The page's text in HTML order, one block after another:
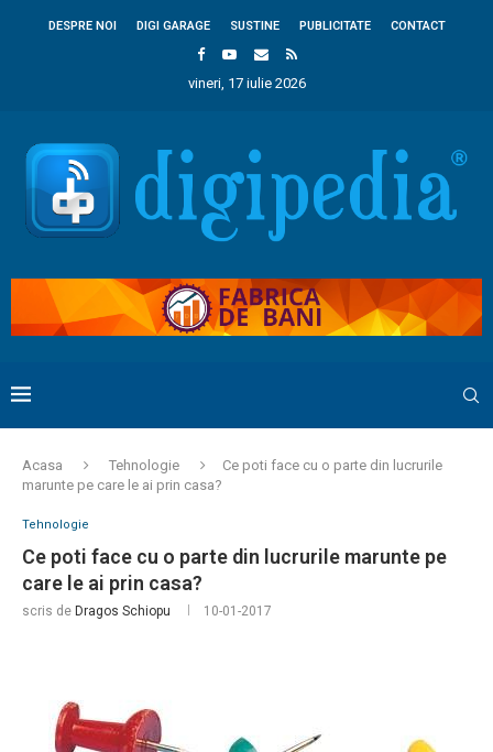
DESPRE NOI DIGI GARAGE SUSTINE PUBLICITATE CONTACT
vineri, 17 iulie 2026
Acasa Tehnologie
Ce poti face cu o parte din lucrurile
marunte pe care le ai prin casa?
Tehnologie
Ce poti face cu o parte din lucrurile marunte pe
care le ai prin casa?
scris de Dragos Schiopu 10-01-2017